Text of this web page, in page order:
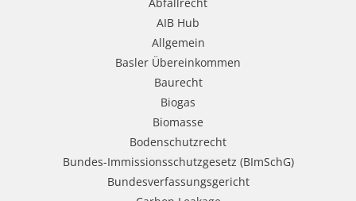
Abfallrecht
AIB Hub
Allgemein
Basler Übereinkommen
Baurecht
Biogas
Biomasse
Bodenschutzrecht
Bundes-Immissionsschutzgesetz (BImSchG)
Bundesverfassungsgericht